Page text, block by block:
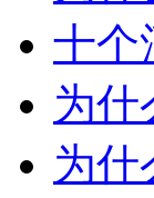
十个
为什
为什